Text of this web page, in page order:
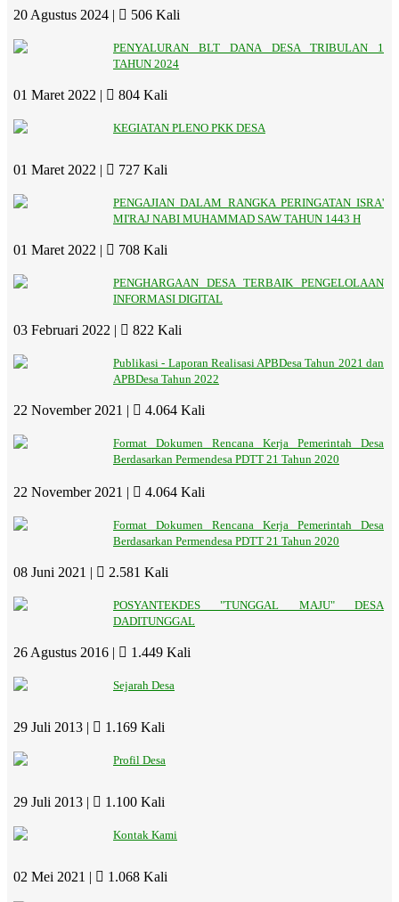
20 Agustus 2024 | 506 Kali
PENYALURAN BLT DANA DESA TRIBULAN 1
TAHUN 2024
01 Maret 2022 | 804 Kali
KEGIATAN PLENO PKK DESA
01 Maret 2022 | 727 Kali
PENGAJIAN DALAM RANGKA PERINGATAN ISRA'
MI'RAJ NABI MUHAMMAD SAW TAHUN 1443 H
01 Maret 2022 | 708 Kali
PENGHARGAAN DESA TERBAIK PENGELOLAAN
INFORMASI DIGITAL
03 Februari 2022 | 822 Kali
Publikasi - Laporan Realisasi APBDesa Tahun 2021 dan
APBDesa Tahun 2022
22 November 2021 | 4.064 Kali
Format Dokumen Rencana Kerja Pemerintah Desa
Berdasarkan Permendesa PDTT 21 Tahun 2020
22 November 2021 | 4.064 Kali
Format Dokumen Rencana Kerja Pemerintah Desa
Berdasarkan Permendesa PDTT 21 Tahun 2020
08 Juni 2021 | 2.581 Kali
POSYANTEKDES "TUNGGAL MAJU" DESA
DADITUNGGAL
26 Agustus 2016 | 1.449 Kali
Sejarah Desa
29 Juli 2013 | 1.169 Kali
Profil Desa
29 Juli 2013 | 1.100 Kali
Kontak Kami
02 Mei 2021 | 1.068 Kali